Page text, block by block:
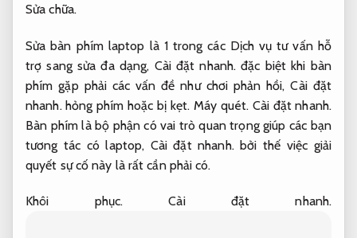
Sửa chữa.
Sửa bàn phím laptop là 1 trong các Dịch vụ tư vấn hỗ
trợ sang sửa đa dạng, Cài đặt nhanh. đặc biệt khi bàn
phím gặp phải các vấn đề như chơi phản hồi,Cài đặt
nhanh. hỏng phím hoặc bị kẹt. Máy quét. Cài đặt nhanh.
Bàn phím là bộ phận có vai trò quan trọng giúp các bạn
tương tác có laptop, Cài đặt nhanh. bởi thế việc giải
quyết sự cố này là rất cần phải có.
Khôi phục. Cài đặt nhanh.